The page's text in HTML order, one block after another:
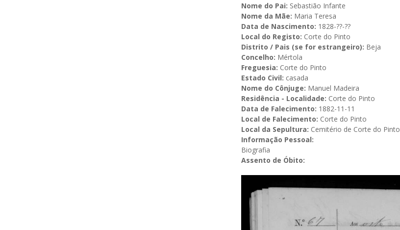
Nome do Pai: Sebastião Infante
Nome da Mãe: Maria Teresa
Data de Nascimento: 1828-??-??
Local do Registo: Corte do Pinto
Distrito / Pais (se for estrangeiro): Beja
Concelho: Mértola
Freguesia: Corte do Pinto
Estado Civil: casada
Nome do Cônjuge: Manuel Madeira
Residência - Localidade: Corte do Pinto
Data de Falecimento: 1882-11-11
Local de Falecimento: Corte do Pinto
Local da Sepultura: Cemitério de Corte do Pinto
Informação Pessoal:
Biografia
Assento de Óbito: